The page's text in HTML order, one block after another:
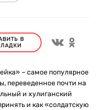
В
– самое популярное
переведенное почти на
и хулиганский
и как «солдатскую